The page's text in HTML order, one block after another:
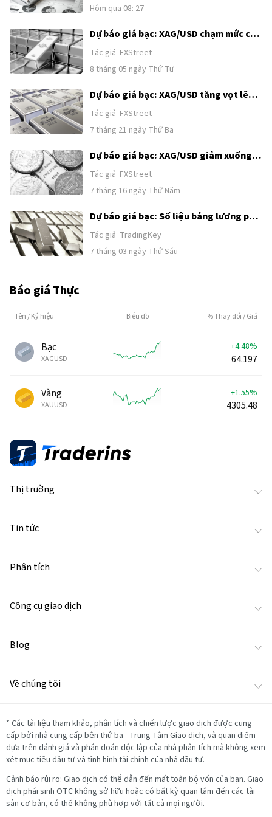
Hôm qua 08: 27
Dự báo giá bạc: XAG/USD chạm mức cao
nhất trong một tháng, hướng tới
62,00$ sau khi bứt phá kỹ thuật
Tác giả FXStreet
8 tháng 05 ngày Thứ Tư
Dự báo giá bạc: XAG/USD tăng vọt lên
gần 58,20$ khi đà tăng giá dầu tạm
dừng
Tác giả FXStreet
7 tháng 21 ngày Thứ Ba
Dự báo giá bạc: XAG/USD giảm xuống
gần mức 57,00$ trong bối cảnh căng
thẳng ở Trung Đông
Tác giả FXStreet
7 tháng 16 ngày Thứ Năm
Dự báo giá bạc: Số liệu bảng lương phi
nông nghiệp hạ nhiệt làm suy yếu kỳ
vọng tăng lãi suất của Fed, giá bạc
được kỳ vọng sẽ phục hồi về mức 70
Tác giả TradingKey
7 tháng 03 ngày Thứ Sáu
Báo giá Thực
Tên / Ký hiệu Biểu đồ % Thay đổi / Giá
Bạc
XAGUSD
+4.47%
64.193
Vàng
XAUUSD
+1.55%
4305.48
Thị trường
Tin tức
Phân tích
Công cụ giao dịch
Blog
Về chúng tôi
* Các tài liệu tham khảo, phân tích và chiến lược giao dịch được cung
cấp bởi nhà cung cấp bên thứ ba - Trung Tâm Giao dịch, và quan điểm
dựa trên đánh giá và phán đoán độc lập của nhà phân tích mà không xem
xét mục tiêu đầu tư và tình hình tài chính của nhà đầu tư.
Cảnh báo rủi ro: Giao dịch có thể dẫn đến mất toàn bộ vốn của bạn. Giao
dịch phái sinh OTC không sở hữu hoặc có bất kỳ quan tâm đến các tài
sản cơ bản, có thể không phù hợp với tất cả mọi người.